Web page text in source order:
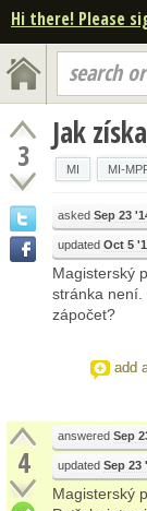
Hi there! Please
search
3
Jak
MI MI-
asked Sep 23
updated Oct 5
Magisterský
stránka není.
zápočet?
add
4
answered Sep
updated Sep 23
Magisterský